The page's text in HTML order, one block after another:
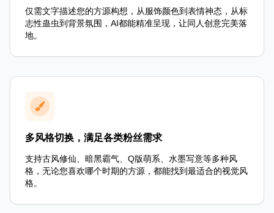
仅需文字描述您的方源构想，从服饰颜色到表情神态，从标
志性蛊虫到背景氛围，AI都能精准呈现，让同人创意完美落
地。
多风格切换，满足各类粉丝需求
支持古风修仙、暗黑霸气、Q版萌系、水墨写意等多种风
格，无论您喜欢哪个时期的方源，都能找到最适合的视觉风
格。